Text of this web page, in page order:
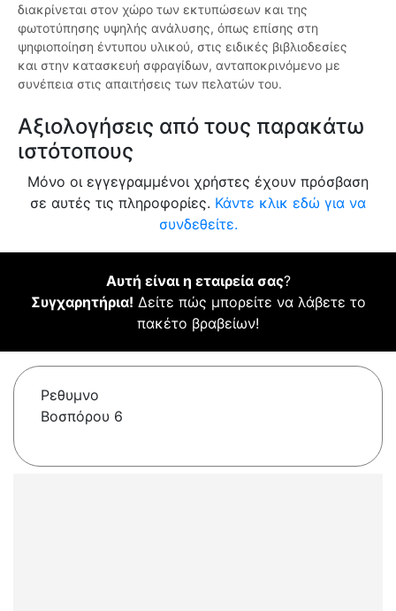
διακρίνεται στον χώρο των εκτυπώσεων και της
φωτοτύπησης υψηλής ανάλυσης, όπως επίσης στη
ψηφιοποίηση έντυπου υλικού, στις ειδικές βιβλιοδεσίες
και στην κατασκευή σφραγίδων, ανταποκρινόμενο με
συνέπεια στις απαιτήσεις των πελατών του.
Αξιολογήσεις από τους παρακάτω
ιστότοπους
Μόνο οι εγγεγραμμένοι χρήστες έχουν πρόσβαση
σε αυτές τις πληροφορίες. Κάντε κλικ εδώ για να
συνδεθείτε.
Αυτή είναι η εταιρεία σας?
Συγχαρητήρια! Δείτε πώς μπορείτε να λάβετε το
πακέτο βραβείων!
Ρεθυμνο
Βοσπόρου 6